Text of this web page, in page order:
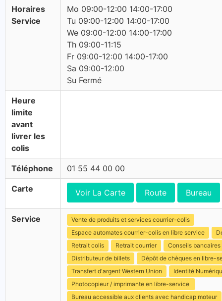
Horaires
Service
Mo 09:00-12:00 14:00-17:00
Tu 09:00-12:00 14:00-17:00
We 09:00-12:00 14:00-17:00
Th 09:00-11:15
Fr 09:00-12:00 14:00-17:00
Sa 09:00-12:00
Su Fermé
Heure
limite
avant
livrer les
colis
Téléphone 01 55 44 00 00
Carte Voir La Carte Route Bureau
Service
Vente de produits et services courrier-colis
Espace automates courrier-colis en libre service
Retrait colis
Retrait courrier
Conseils bancaires
Distributeur de billets
Dépôt de chèques en libre-
Transfert d'argent Western Union
Identité
Photocopieur / imprimante en libre-service
Bureau accessible aux clients avec handicap moteur